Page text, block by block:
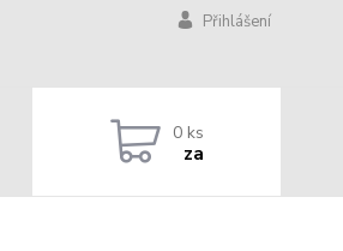
Přihlášení
0 ks
za